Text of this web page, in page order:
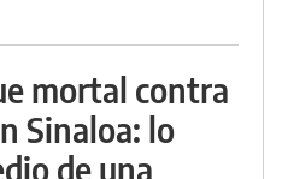
mortal contra
Sinaloa: lo
de una